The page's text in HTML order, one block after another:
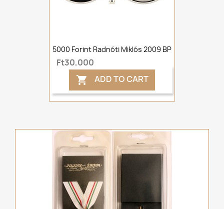
5000 Forint Radnóti Miklós 2009 BP
Ft30,000
 ADD TO CART